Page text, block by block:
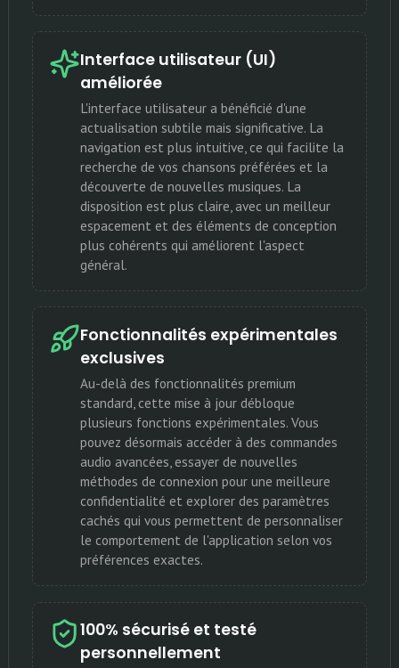
Interface utilisateur (UI)
améliorée
L'interface utilisateur a bénéficié d'une
actualisation subtile mais significative. La
navigation est plus intuitive, ce qui facilite la
recherche de vos chansons préférées et la
découverte de nouvelles musiques. La
disposition est plus claire, avec un meilleur
espacement et des éléments de conception
plus cohérents qui améliorent l'aspect
général.
Fonctionnalités expérimentales
exclusives
Au-delà des fonctionnalités premium
standard, cette mise à jour débloque
plusieurs fonctions expérimentales. Vous
pouvez désormais accéder à des commandes
audio avancées, essayer de nouvelles
méthodes de connexion pour une meilleure
confidentialité et explorer des paramètres
cachés qui vous permettent de personnaliser
le comportement de l'application selon vos
préférences exactes.
100% sécurisé et testé
personnellement